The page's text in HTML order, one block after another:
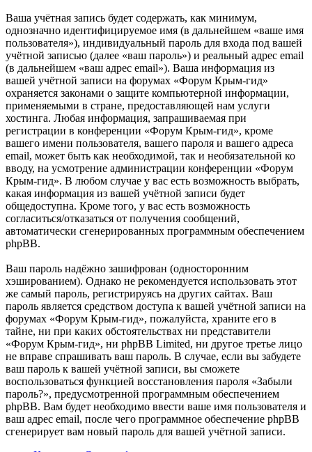
Ваша учётная запись будет содержать, как минимум,
однозначно идентифицируемое имя (в дальнейшем «ваше имя
пользователя»), индивидуальный пароль для входа под вашей
учётной записью (далее «ваш пароль») и реальный адрес email
(в дальнейшем «ваш адрес email»). Ваша информация из
вашей учётной записи на форумах «Форум Крым-гид»
охраняется законами о защите компьютерной информации,
применяемыми в стране, предоставляющей нам услуги
хостинга. Любая информация, запрашиваемая при
регистрации в конференции «Форум Крым-гид», кроме
вашего имени пользователя, вашего пароля и вашего адреса
email, может быть как необходимой, так и необязательной ко
вводу, на усмотрение администрации конференции «Форум
Крым-гид». В любом случае у вас есть возможность выбрать,
какая информация из вашей учётной записи будет
общедоступна. Кроме того, у вас есть возможность
согласиться/отказаться от получения сообщений,
автоматически сгенерированных программным обеспечением
phpBB.
Ваш пароль надёжно зашифрован (односторонним
хэшированием). Однако не рекомендуется использовать этот
же самый пароль, регистрируясь на других сайтах. Ваш
пароль является средством доступа к вашей учётной записи на
форумах «Форум Крым-гид», пожалуйста, храните его в
тайне, ни при каких обстоятельствах ни представители
«Форум Крым-гид», ни phpBB Limited, ни другое третье лицо
не вправе спрашивать ваш пароль. В случае, если вы забудете
ваш пароль к вашей учётной записи, вы сможете
воспользоваться функцией восстановления пароля «Забыли
пароль?», предусмотренной программным обеспечением
phpBB. Вам будет необходимо ввести ваше имя пользователя и
ваш адрес email, после чего программное обеспечение phpBB
сгенерирует вам новый пароль для вашей учётной записи.